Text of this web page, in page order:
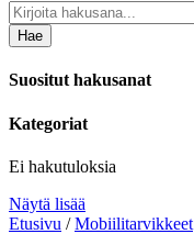
Hae
Suositut hakusanat
Kategoriat
Ei hakutuloksia
Näytä lisää
Etusivu /Mobiilitarvikkeet